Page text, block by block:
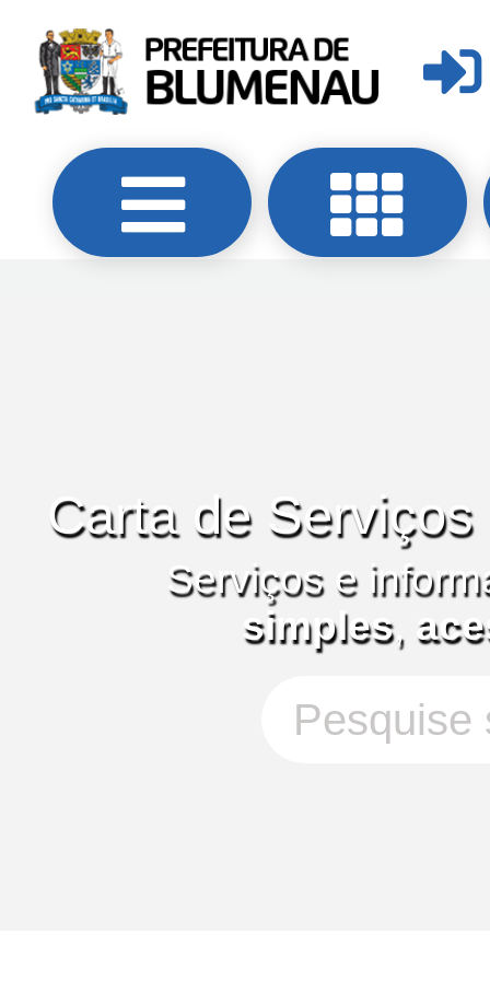
Carta de
Serviços e
simples,